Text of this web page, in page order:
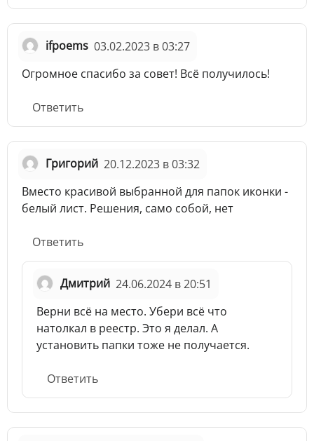
ifpoems 03.02.2023 в 03:27
Огромное спасибо за совет! Всё получилось!
Ответить
Григорий 20.12.2023 в 03:32
Вместо красивой выбранной для папок иконки -
белый лист. Решения, само собой, нет
Ответить
Дмитрий 24.06.2024 в 20:51
Верни всё на место. Убери всё что
натолкал в реестр. Это я делал. А
установить папки тоже не получается.
Ответить